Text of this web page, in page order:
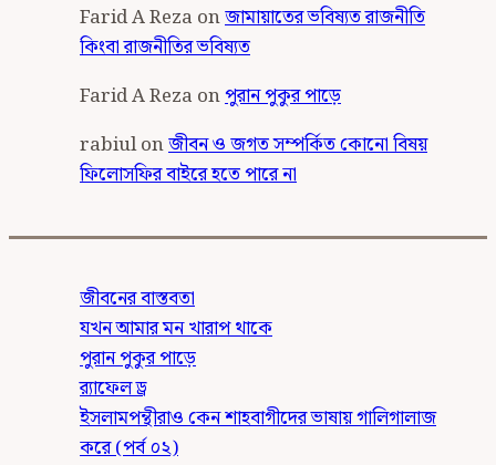
Farid A Reza onজামায়াতের ভবিষ্যত রাজনীতি
কিংবা রাজনীতির ভবিষ্যত
Farid A Reza onপুরান পুকুর পাড়ে
rabiulonজীবন ও জগত সম্পর্কিত কোনো বিষয়
ফিলোসফির বাইরে হতে পারে না
জীবনের বাস্তবতা
যখন আমার মন খারাপ থাকে
পুরান পুকুর পাড়ে
র‍্যাফেল ড্র
ইসলামপন্থীরাও কেন শাহবাগীদের ভাষায় গালিগালাজ
করে (পর্ব ০২)